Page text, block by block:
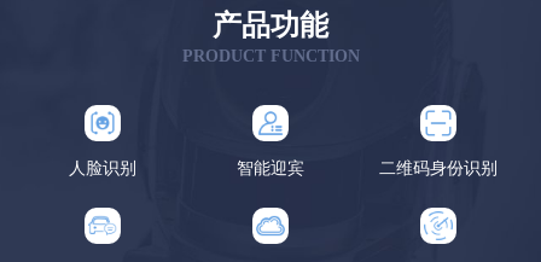
产品功能
PRODUCT FUNCTION
人脸识别 智能迎宾 二维码身份识别